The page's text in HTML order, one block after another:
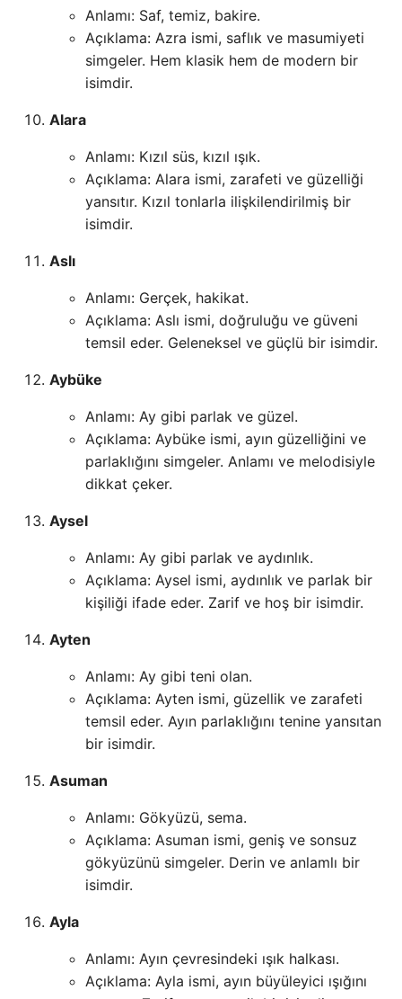
Anlamı: Saf, temiz, bakire.
Açıklama: Azra ismi, saflık ve masumiyeti
simgeler. Hem klasik hem de modern bir
isimdir.
Alara
Anlamı: Kızıl süs, kızıl ışık.
Açıklama: Alara ismi, zarafeti ve güzelliği
yansıtır. Kızıl tonlarla ilişkilendirilmiş bir
isimdir.
Aslı
Anlamı: Gerçek, hakikat.
Açıklama: Aslı ismi, doğruluğu ve güveni
temsil eder. Geleneksel ve güçlü bir isimdir.
Aybüke
Anlamı: Ay gibi parlak ve güzel.
Açıklama: Aybüke ismi, ayın güzelliğini ve
parlaklığını simgeler. Anlamı ve melodisiyle
dikkat çeker.
Aysel
Anlamı: Ay gibi parlak ve aydınlık.
Açıklama: Aysel ismi, aydınlık ve parlak bir
kişiliği ifade eder. Zarif ve hoş bir isimdir.
Ayten
Anlamı: Ay gibi teni olan.
Açıklama: Ayten ismi, güzellik ve zarafeti
temsil eder. Ayın parlaklığını tenine yansıtan
bir isimdir.
Asuman
Anlamı: Gökyüzü, sema.
Açıklama: Asuman ismi, geniş ve sonsuz
gökyüzünü simgeler. Derin ve anlamlı bir
isimdir.
Ayla
Anlamı: Ayın çevresindeki ışık halkası.
Açıklama: Ayla ismi, ayın büyüleyici ışığını